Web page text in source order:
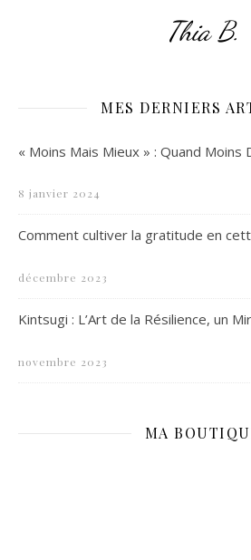
Thia B.
MES DERNIERS
« Moins Mais Mieux » : Quand Moins
8 janvier 2024
Comment cultiver la gratitude en
décembre 2023
Kintsugi : L’Art de la Résilience, un
novembre 2023
MA